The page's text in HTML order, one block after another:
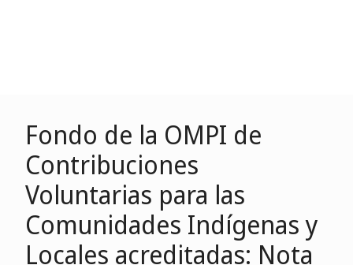
Fondo de la OMPI de
Contribuciones
Voluntarias para las
Comunidades Indígenas y
Locales acreditadas: Nota